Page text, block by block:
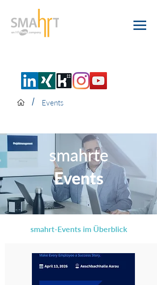
/ Events
smahrte
Events
smahrt-Events im Überblick